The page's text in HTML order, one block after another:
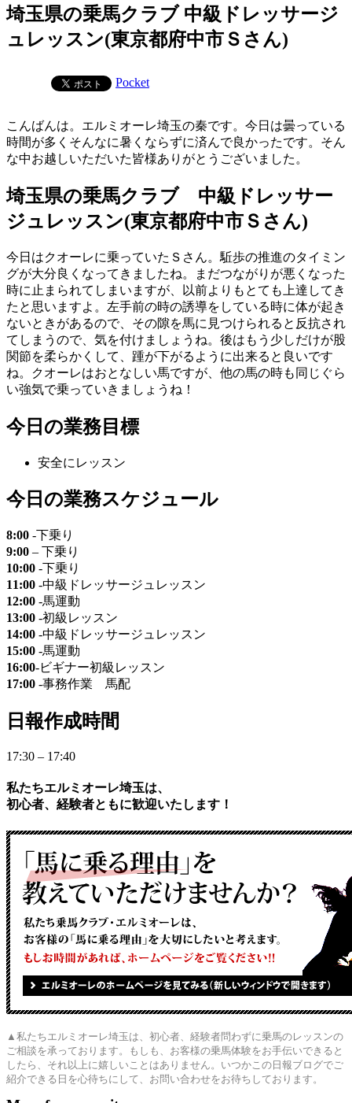
埼玉県の乗馬クラブ 中級ドレッサージ
ュレッスン(東京都府中市Ｓさん)
Pocket
こんばんは。エルミオーレ埼玉の秦です。今日は曇っている
時間が多くそんなに暑くならずに済んで良かったです。そん
な中お越しいただいた皆様ありがとうございました。
埼玉県の乗馬クラブ 中級ドレッサー
ジュレッスン(東京都府中市Ｓさん)
今日はクオーレに乗っていたＳさん。駈歩の推進のタイミン
グが大分良くなってきましたね。まだつながりが悪くなった
時に止まられてしまいますが、以前よりもとても上達してき
たと思いますよ。左手前の時の誘導をしている時に体が起き
ないときがあるので、その隙を馬に見つけられると反抗され
てしまうので、気を付けましょうね。後はもう少しだけが股
関節を柔らかくして、踵が下がるように出来ると良いです
ね。クオーレはおとなしい馬ですが、他の馬の時も同じぐら
い強気で乗っていきましょうね！
今日の業務目標
安全にレッスン
今日の業務スケジュール
8:00 -下乗り
9:00 – 下乗り
10:00 -下乗り
11:00 -中級ドレッサージュレッスン
12:00 -馬運動
13:00 -初級レッスン
14:00 -中級ドレッサージュレッスン
15:00 -馬運動
16:00-ビギナー初級レッスン
17:00 -事務作業 馬配
日報作成時間
17:30 – 17:40
私たちエルミオーレ埼玉は、
初心者、経験者ともに歓迎いたします！
▲私たちエルミオーレ埼玉は、初心者、経験者問わずに乗馬のレッスンの
ご相談を承っております。もしも、お客様の乗馬体験をお手伝いできると
したら、それ以上に嬉しいことはありません。いつかこの日報ブログでご
紹介できる日を心待ちにして、お問い合わせをお待ちしております。